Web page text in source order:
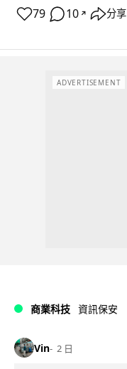
79 10 ↗ 分享
ADVERTISEMENT
商業科技 資訊保安
Vin 2 日